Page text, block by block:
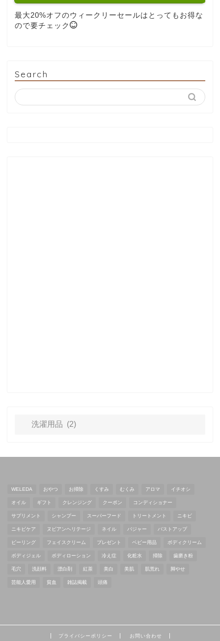
最大20%オフのウィークリーセールはとってもお得な
ので要チェック
Search
WELEDA おやつ お掃除 くすみ むくみ アロマ イチオシ
オイル ギフト クレンジング クーポン コンディショナー
サプリメント シャンプー スーパーフード トリートメント ニキビ
ニキビケア ヌビアンヘリテージ ネイル バジャー バストアップ
ピーリング フェイスクリーム プレゼント ベビー用品 ボディクリーム
ボディジェル ボディローション 冷え症 化粧水 掃除 歯磨き粉
毛穴 洗顔料 漂白剤 紅茶 美白 美肌 肌荒れ 脚やせ
芸能人愛用 貧血 雑誌掲載 頭痛
プライバシーポリシー お問い合わせ